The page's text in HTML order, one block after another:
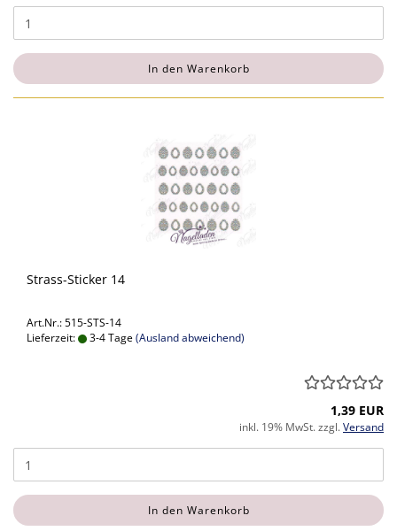
In den Warenkorb
Strass-Sticker 14
Art.Nr.: 515-STS-14
Lieferzeit:
3-4 Tage(Ausland abweichend)
1,39 EUR
inkl. 19% MwSt. zzgl.Versand
In den Warenkorb